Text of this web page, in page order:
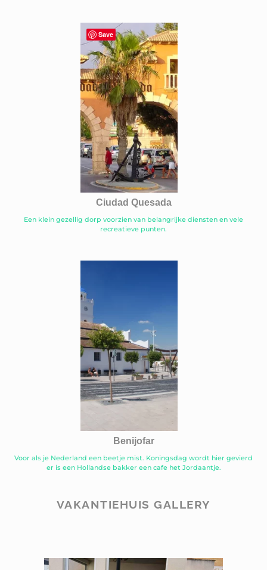
Ciudad Quesada
Een klein gezellig dorp voorzien van belangrijke diensten en vele
recreatieve punten.
Benijofar
Voor als je Nederland een beetje mist. Koningsdag wordt hier gevierd
er is een Hollandse bakker een cafe het Jordaantje.
VAKANTIEHUIS GALLERY
Save